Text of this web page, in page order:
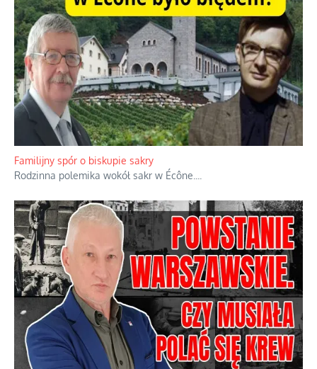
Ciemna strona podręcznikowych mitów historycznych
Historia jest doświadczeniem niepowtarzalnym i tłumaczenie,
że będziemy coś krytykować po to, żeby później znowu jakiegoś
powstania nie zrobili, jest...